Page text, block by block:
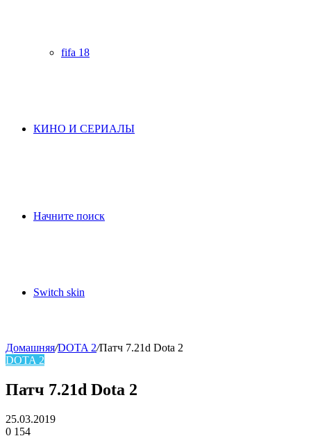
fifa 18
КИНО И СЕРИАЛЫ
Начните поиск
Switch skin
Домашняя/DOTA 2/Патч 7.21d Dota 2
DOTA 2
Патч 7.21d Dota 2
25.03.2019
0 154